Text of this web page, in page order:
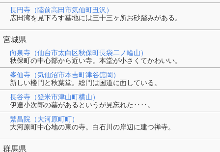
長円寺（陸前高田市気仙町丑沢）
広田湾を見下ろす墓地には三十三ヶ所お砂踏みがある。
宮城県
向泉寺（仙台市太白区秋保町長袋二ノ輪山）
秋保町の中心部から近い寺。本堂が小さくてかわいい。
峯仙寺（気仙沼市本吉町津谷舘岡）
新しい楼門と秋葉堂。総門は国道に面している。
長谷寺（登米市津山町横山）
伊達小次郎の墓があるというが見忘れた‥‥。
繁昌院（大河原町町）
大河原町中心地の東の寺。白石川の岸辺に建つ禅寺。
群馬県